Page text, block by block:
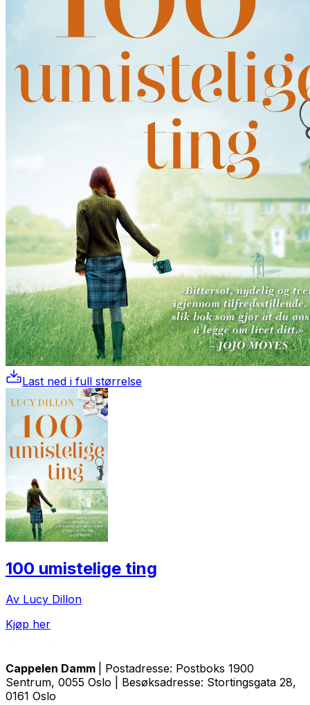
Last ned i full størrelse
100 umistelige ting
Av Lucy Dillon
Kjøp her
Cappelen Damm
| Postadresse: Postboks 1900
Sentrum, 0055 Oslo | Besøksadresse: Stortingsgata 28,
0161 Oslo